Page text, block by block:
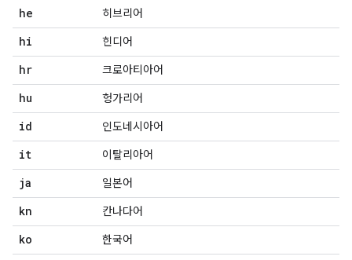
he 히브리어
hi 힌디어
hr 크로아티아어
hu 헝가리어
id 인도네시아어
it 이탈리아어
ja 일본어
kn 칸나다어
ko 한국어